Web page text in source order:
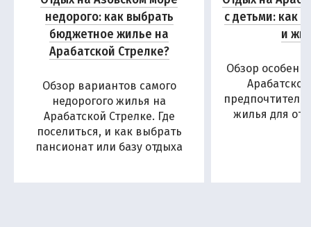
недорого: как выбрать
бюджетное жилье на
Арабатской Стрелке?
Обзор вариантов самого
недорогого жилья на
Арабатской Стрелке. Где
поселиться, и как выбрать
пансионат или базу отдыха
с детьми: как
и
Обзор
жилья для